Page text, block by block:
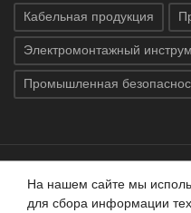
Кабельная продукция
Электромонтажный
Промышленная
Все права защищены ©
защищены.Использование
На нашем сайте мы
для сбора информации